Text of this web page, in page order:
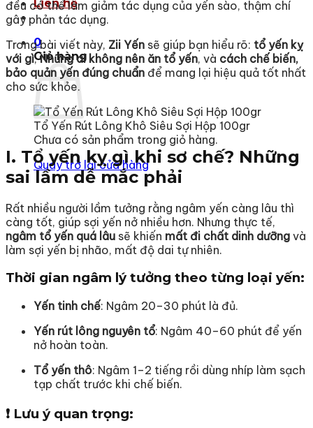
Liên hệ
0
Giỏ hàng
Chưa có sản phẩm trong giỏ hàng.
Quay trở lại cửa hàng
đều có thể làm giảm tác dụng của yến sào, thậm chí
gây phản tác dụng.
Trong bài viết này, Zii Yến sẽ giúp bạn hiểu rõ: tổ yến kỵ
với gì,Những ai không nên ăn tổ yến, và cách chế biến,
bảo quản yến đúng chuẩn để mang lại hiệu quả tốt nhất
cho sức khỏe.
Tổ Yến Rút Lông Khô Siêu Sợi Hộp 100gr
I. Tổ yến kỵ gì khi sơ chế? Những
sai lầm dễ mắc phải
Rất nhiều người lầm tưởng rằng ngâm yến càng lâu thì
càng tốt, giúp sợi yến nở nhiều hơn. Nhưng thực tế,
ngâm tổ yến quá lâu sẽ khiến mất đi chất dinh dưỡng và
làm sợi yến bị nhão, mất độ dai tự nhiên.
Thời gian ngâm lý tưởng theo từng loại yến:
Yến tinh chế: Ngâm 20–30 phút là đủ.
Yến rút lông nguyên tổ: Ngâm 40–60 phút để yến
nở hoàn toàn.
Tổ yến thô: Ngâm 1–2 tiếng rồi dùng nhíp làm sạch
tạp chất trước khi chế biến.
❗ Lưu ý quan trọng: